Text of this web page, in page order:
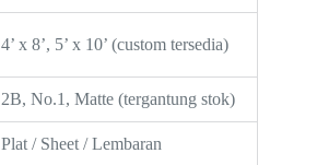
4’ x 8’, 5’ x 10’ (custom tersedia)
2B, No.1, Matte (tergantung stok)
Plat / Sheet / Lembaran